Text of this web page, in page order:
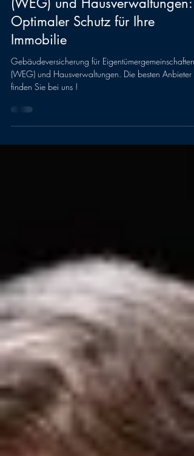
Eigentümergemeinschaften
(WEG) und Hausverwaltungen:
Optimaler Schutz für Ihre
Immobilie
Gebäudeversicherung für Eigentümergemeinschaften
finden Sie bei uns !